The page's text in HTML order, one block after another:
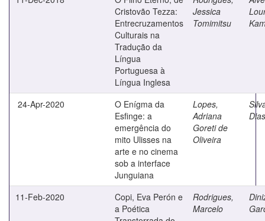
Cristovão Tezza:
Entrecruzamentos
Culturais na
Tradução da
Língua
Portuguesa à
Língua Inglesa
Jessica
Tomimitsu
24-Apr-2020
O Enígma da
Esfinge: a
emergência do
mito Ulisses na
arte e no cinema
sob a interface
Junguiana
Lopes,
Adriana
Goreti de
Oliveira
11-Feb-2020
Copi, Eva Perón e
a Poética
Rodrigues,
Marcelo